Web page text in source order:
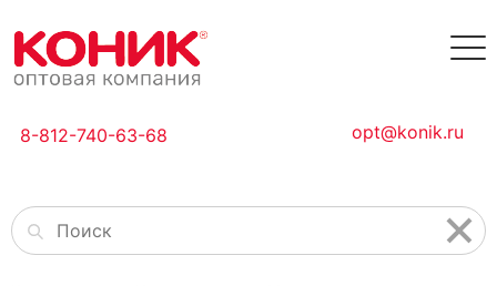
8-812-740-63-68 opt@konik.ru